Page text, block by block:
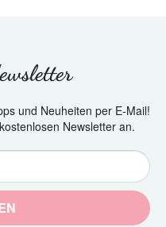
und Neuheiten per E-Mail!
Newsletter an.